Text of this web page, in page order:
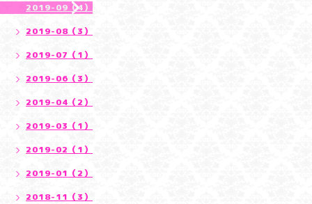
2019-09（4）
2019-08（3）
2019-07（1）
2019-06（3）
2019-04（2）
2019-03（1）
2019-02（1）
2019-01（2）
2018-11（3）